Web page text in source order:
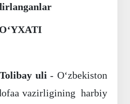
uli- O‘zbekiston
vazirligining harbiy